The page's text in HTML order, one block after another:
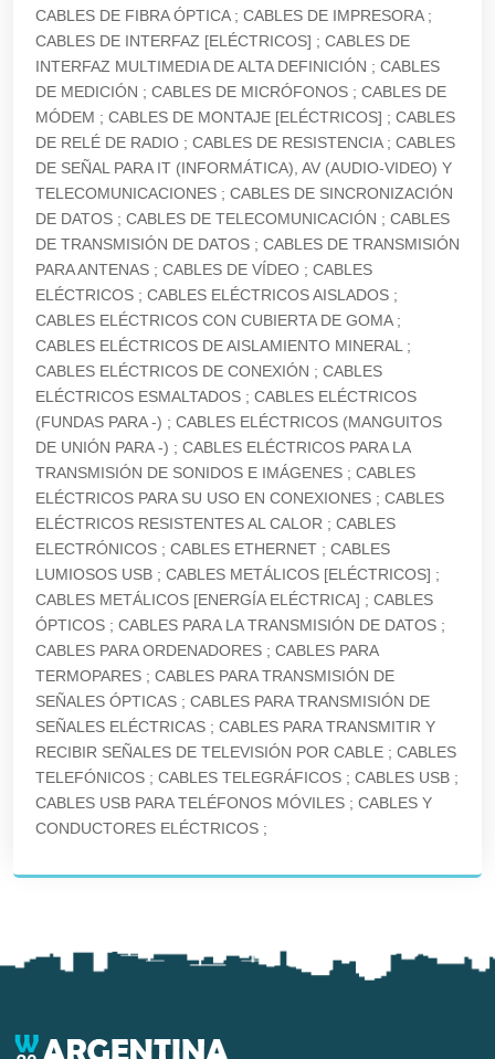
CABLES DE FIBRA ÓPTICA ; CABLES DE IMPRESORA ;
CABLES DE INTERFAZ [ELÉCTRICOS] ; CABLES DE
INTERFAZ MULTIMEDIA DE ALTA DEFINICIÓN ; CABLES
DE MEDICIÓN ; CABLES DE MICRÓFONOS ; CABLES DE
MÓDEM ; CABLES DE MONTAJE [ELÉCTRICOS] ; CABLES
DE RELÉ DE RADIO ; CABLES DE RESISTENCIA ; CABLES
DE SEÑAL PARA IT (INFORMÁTICA), AV (AUDIO-VIDEO) Y
TELECOMUNICACIONES ; CABLES DE SINCRONIZACIÓN
DE DATOS ; CABLES DE TELECOMUNICACIÓN ; CABLES
DE TRANSMISIÓN DE DATOS ; CABLES DE TRANSMISIÓN
PARA ANTENAS ; CABLES DE VÍDEO ; CABLES
ELÉCTRICOS ; CABLES ELÉCTRICOS AISLADOS ;
CABLES ELÉCTRICOS CON CUBIERTA DE GOMA ;
CABLES ELÉCTRICOS DE AISLAMIENTO MINERAL ;
CABLES ELÉCTRICOS DE CONEXIÓN ; CABLES
ELÉCTRICOS ESMALTADOS ; CABLES ELÉCTRICOS
(FUNDAS PARA -) ; CABLES ELÉCTRICOS (MANGUITOS
DE UNIÓN PARA -) ; CABLES ELÉCTRICOS PARA LA
TRANSMISIÓN DE SONIDOS E IMÁGENES ; CABLES
ELÉCTRICOS PARA SU USO EN CONEXIONES ; CABLES
ELÉCTRICOS RESISTENTES AL CALOR ; CABLES
ELECTRÓNICOS ; CABLES ETHERNET ; CABLES
LUMIOSOS USB ; CABLES METÁLICOS [ELÉCTRICOS] ;
CABLES METÁLICOS [ENERGÍA ELÉCTRICA] ; CABLES
ÓPTICOS ; CABLES PARA LA TRANSMISIÓN DE DATOS ;
CABLES PARA ORDENADORES ; CABLES PARA
TERMOPARES ; CABLES PARA TRANSMISIÓN DE
SEÑALES ÓPTICAS ; CABLES PARA TRANSMISIÓN DE
SEÑALES ELÉCTRICAS ; CABLES PARA TRANSMITIR Y
RECIBIR SEÑALES DE TELEVISIÓN POR CABLE ; CABLES
TELEFÓNICOS ; CABLES TELEGRÁFICOS ; CABLES USB ;
CABLES USB PARA TELÉFONOS MÓVILES ; CABLES Y
CONDUCTORES ELÉCTRICOS ;